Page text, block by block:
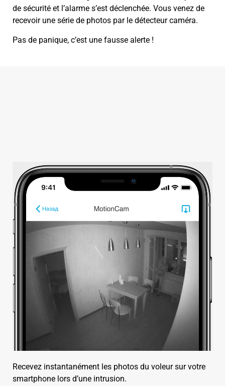
de sécurité et l’alarme s’est déclenchée. Vous venez de
recevoir une série de photos par le détecteur caméra.
Pas de panique, c’est une fausse alerte !
Recevez instantanément les photos du voleur sur votre
smartphone lors d’une intrusion.